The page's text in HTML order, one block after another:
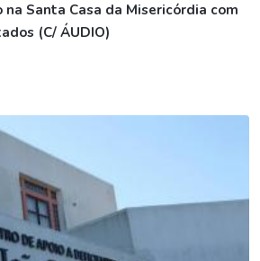
na Santa Casa da Misericórdia com
(C/ ÁUDIO)